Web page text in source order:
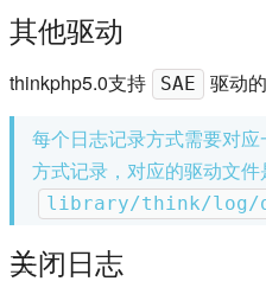
其他驱动
thinkphp5.0支持 SAE 驱动
每个日志记录方式需要对
方式记录，对应的驱动文件
library/think/log/
关闭日志